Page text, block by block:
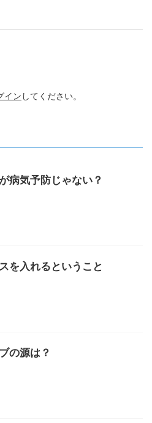
イン してください。
病気予防じゃない？
を入れるということ
の源は？